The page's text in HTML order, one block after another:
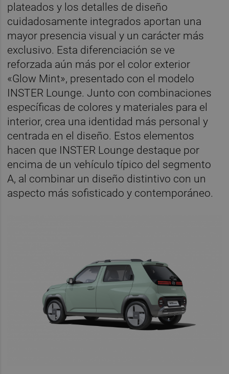
plateados y los detalles de diseño
cuidadosamente integrados aportan una
mayor presencia visual y un carácter más
exclusivo. Esta diferenciación se ve
reforzada aún más por el color exterior
«Glow Mint», presentado con el modelo
INSTER Lounge. Junto con combinaciones
específicas de colores y materiales para el
interior, crea una identidad más personal y
centrada en el diseño. Estos elementos
hacen que INSTER Lounge destaque por
encima de un vehículo típico del segmento
A, al combinar un diseño distintivo con un
aspecto más sofisticado y contemporáneo.